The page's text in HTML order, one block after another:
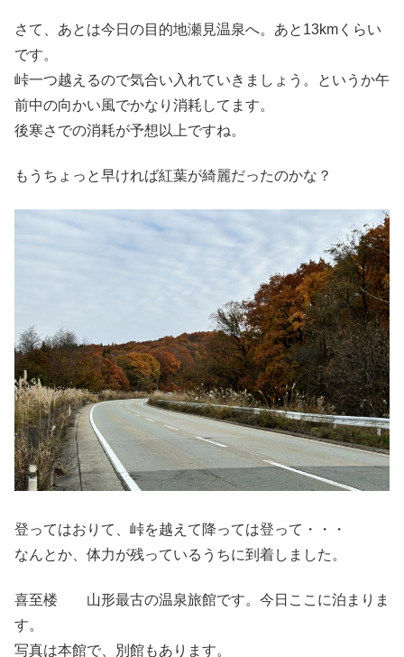
さて、あとは今日の目的地瀬見温泉へ。あと13kmくらい
です。
峠一つ越えるので気合い入れていきましょう。というか午
前中の向かい風でかなり消耗してます。
後寒さでの消耗が予想以上ですね。
もうちょっと早ければ紅葉が綺麗だったのかな？
登ってはおりて、峠を越えて降っては登って・・・
なんとか、体力が残っているうちに到着しました。
喜至楼 山形最古の温泉旅館です。今日ここに泊まりま
す。
写真は本館で、別館もあります。